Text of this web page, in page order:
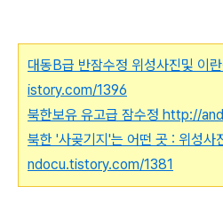
대동B급 반잠수정 위성사진및 이
istory.com/1396
북한보유 유고급 잠수정 http://
북한 '사곶기지'는 어떤 곳 : 위성사
ndocu.tistory.com/1381